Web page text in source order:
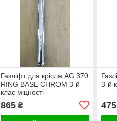
Газліфт для крісла AG 370
RING BASE CHROM 3-й
клас міцності
865₴
3-й
475